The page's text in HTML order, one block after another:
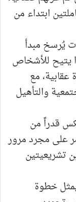
ابتداء من
زمنية تعادل 10 سنوات يُرسخ مبدأ
يتيح للأشخاص
عقابية، مع
والتأهيل
قدراً من
على مجرد مرور
تشريعيتين
إذن أن مشروع القانون 53.25 يمثل خطوة